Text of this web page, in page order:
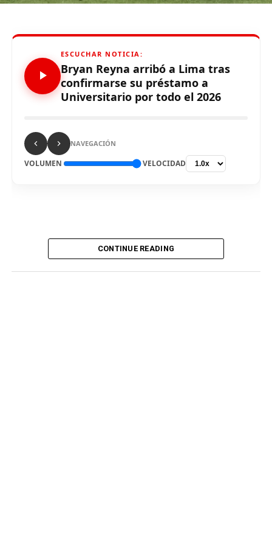
Comparte esto:
ESCUCHAR NOTICIA:
Bryan Reyna arribó a Lima tras
confirmarse su préstamo a
Universitario por todo el 2026
NAVEGACIÓN
VOLUMEN VELOCIDAD
CONTINUE READING